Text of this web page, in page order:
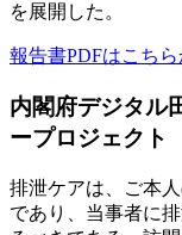
を展開した。
報告書PDFはこちら
内閣府デジタル
ープロジェクト
排泄ケアは、ご本
であり、当事者に